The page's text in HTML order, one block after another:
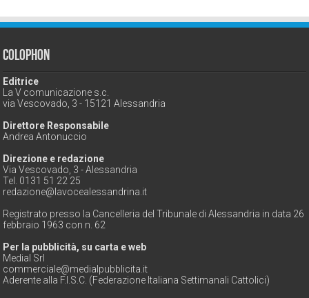
Colophon
Editrice
La V comunicazione s.c.
via Vescovado, 3 - 15121 Alessandria
Direttore Responsabile
Andrea Antonuccio
Direzione e redazione
Via Vescovado, 3 - Alessandria
Tel. 0131 51 22 25
redazione@lavocealessandrina.it
Registrato presso la Cancelleria del Tribunale di Alessandria in data 26
febbraio 1963 con n. 62
Per la pubblicità, su carta e web
Medial Srl
commerciale@medialpubblicita.it
Aderente alla F.I.S.C. (Federazione Italiana Settimanali Cattolici)